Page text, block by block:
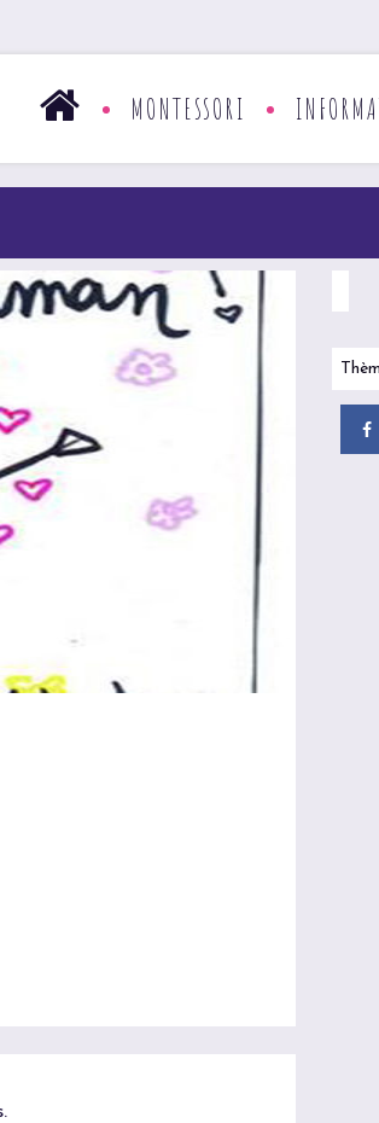
MONTESSORI